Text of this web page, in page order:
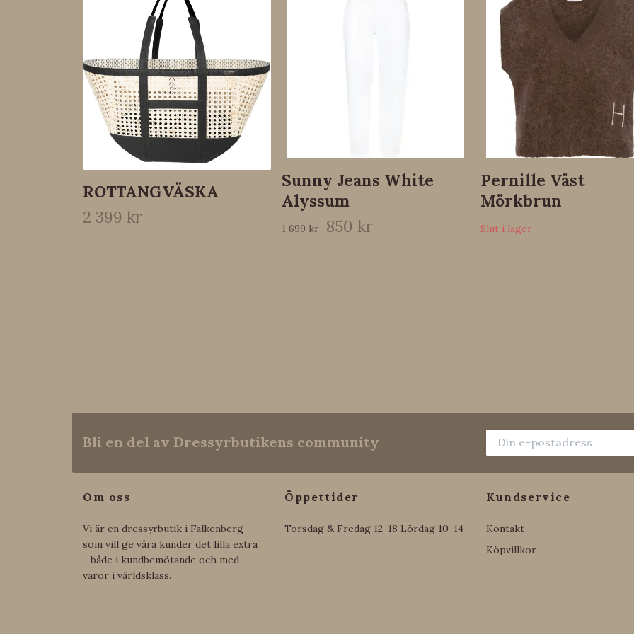
ROTTANGVÄSKA
2 399 kr
Sunny Jeans White
Alyssum
1 699 kr 850 kr
Pernille Väst
Mörkbrun
Slut i lager
Bli en del av Dressyrbutikens community
Om oss
Vi är en dressyrbutik i Falkenberg
som vill ge våra kunder det lilla extra
- både i kundbemötande och med
varor i världsklass.
Öppettider
Torsdag & Fredag 12-18 Lördag 10-14
Kundservice
Kontakt
Köpvillkor